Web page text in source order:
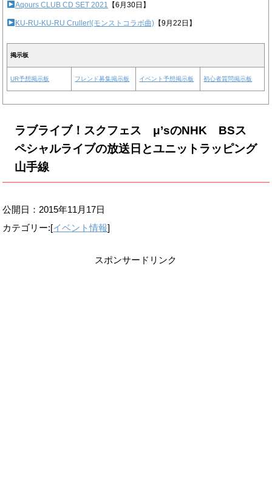
Aqours CLUB CD SET 2021 【6月30日】
KU-RU-KU-RU Cruller!(モンストコラボ曲) 【9月22日】
掲示板
UR予想掲示板 フレンド募集掲示板 イベント予想掲示板 初心者質問掲示板
ラブライブ！スクフェス μ’sのNHK BSス
ペシャルライブの放送日とユニットラッピング
山手線
公開日： 2015年11月17日
カテゴリー:[イベント情報]
スポンサードリンク